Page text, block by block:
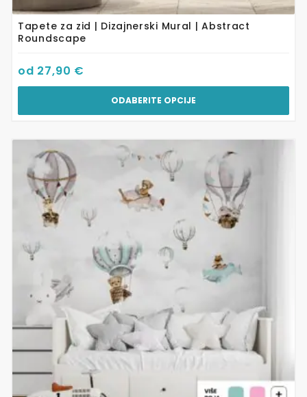
Tapete za zid | Dizajnerski Mural | Abstract
Roundscape
od 27,90 €
ODABERITE OPCIJE
Ovaj
proizvod
ima
više
varijanti.
Opcije
mogu
stranici
proizvoda